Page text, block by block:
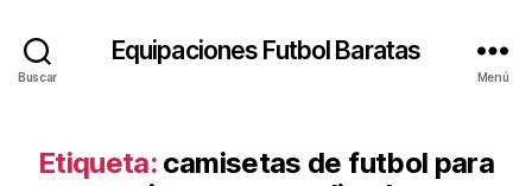
Buscar
Equipaciones Futbol Baratas
Menú
Etiqueta: camisetas de futbol para